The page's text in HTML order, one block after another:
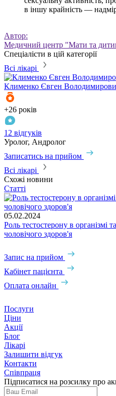
в іншу крайність —
Автор:
Медичний центр "Мати та
Спеціалісти в цій категорії
Всі лікарі
Клименко Євген
+26 років
12 відгуків
Уролог, Андролог
Записатись на прийом
Всі лікарі
Схожі новини
Статті
05.02.2024
Роль тестостерону в організмі
чоловічого здоров'я
Запис на прийом
Кабінет пацієнта
Оплата онлайн
Послуги
Ціни
Акції
Блог
Лікарі
Залишити відгук
Контакти
Співпраця
Підписатися на розсилку про